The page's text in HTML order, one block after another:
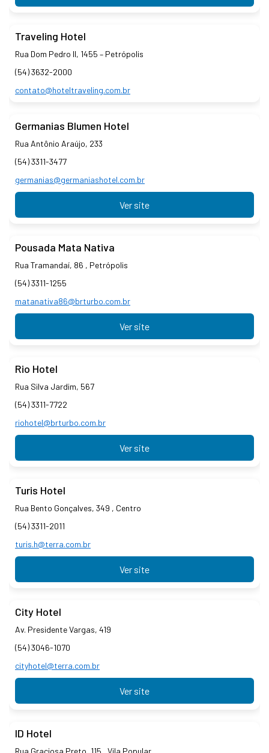
Traveling Hotel
Rua Dom Pedro II, 1455 – Petrópolis
(54) 3632-2000
contato@hoteltraveling.com.br
Germanias Blumen Hotel
Rua Antônio Araújo, 233
(54) 3311-3477
germanias@germaniashotel.com.br
Ver site
Pousada Mata Nativa
Rua Tramandaí, 86 , Petrópolis
(54) 3311-1255
matanativa86@brturbo.com.br
Ver site
Rio Hotel
Rua Silva Jardim, 567
(54) 3311-7722
riohotel@brturbo.com.br
Ver site
Turis Hotel
Rua Bento Gonçalves, 349 , Centro
(54) 3311-2011
turis.h@terra.com.br
Ver site
City Hotel
Av. Presidente Vargas, 419
(54) 3046-1070
cityhotel@terra.com.br
Ver site
ID Hotel
Rua Graciosa Preto, 115 , Vila Popular